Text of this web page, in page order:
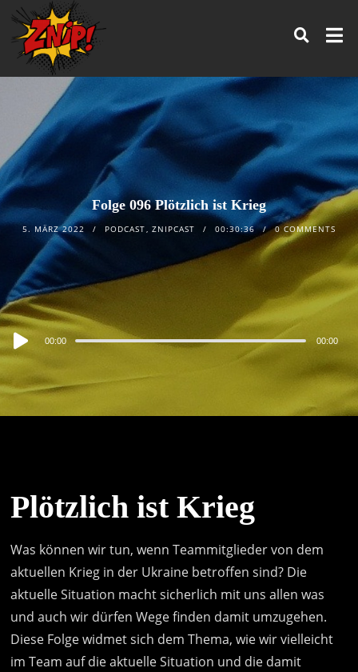
Folge 096 Plötzlich ist Krieg
5. MÄRZ 2022 PODCAST, ZNIPCAST 00:30:36 0 COMMENTS
Audio
Player
00:00 00:00
Plötzlich ist Krieg
Was können wir tun, wenn Teammitglieder von dem
aktuellen Krieg in der Ukraine betroffen sind? Die
aktuelle Situation macht sicherlich mit uns allen was
und auch wir dürfen Wege finden damit umzugehen.
Diese Folge widmet sich dem Thema, wie wir vielleicht
im Team auf die aktuelle Situation und die damit